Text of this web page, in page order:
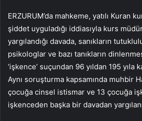
ERZURUM’da mahkeme, yatılı Kuran
şiddet uyguladığı iddiasıyla kurs
yargılandığı davada, sanıkların
psikologlar ve bazı tanıkların
‘işkence’ suçundan 96 yıldan 195 yıla
Aynı soruşturma kapsamında muhbir
çocuğa cinsel istismar ve 13 çocuğa
işkenceden başka bir davadan